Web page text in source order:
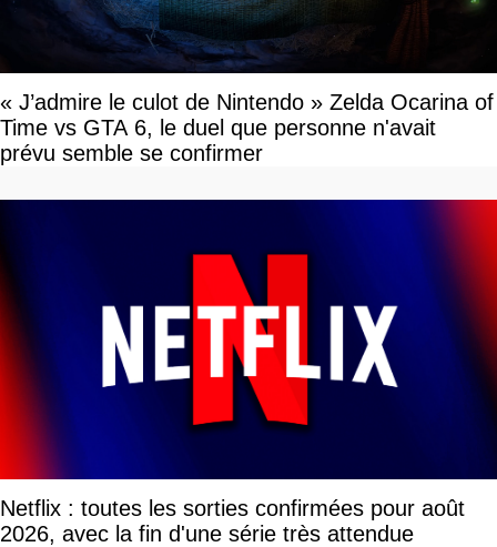
« J’admire le culot de Nintendo » Zelda Ocarina of
Time vs GTA 6, le duel que personne n'avait
prévu semble se confirmer
Netflix : toutes les sorties confirmées pour août
2026, avec la fin d'une série très attendue